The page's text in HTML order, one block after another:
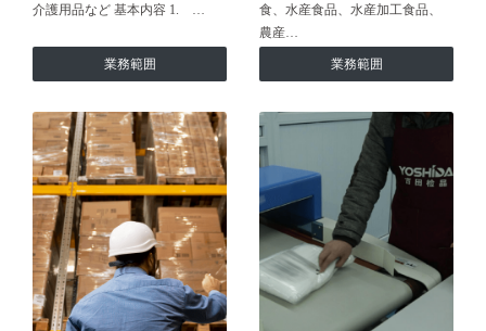
介護用品など 基本内容 1. …
業務範囲
食、水産食品、水産加工食品、
農産…
業務範囲